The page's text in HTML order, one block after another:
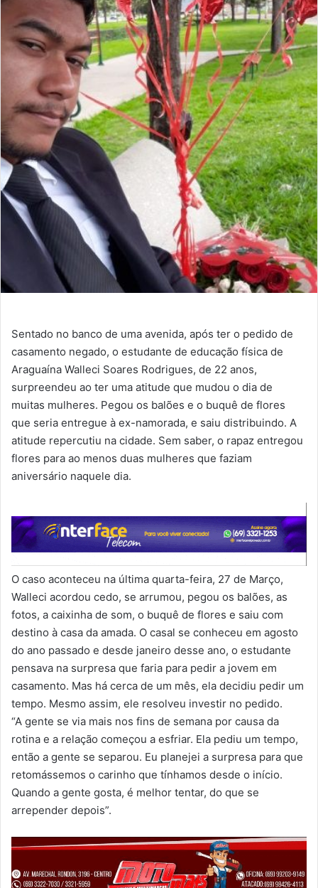
Sentado no banco de uma avenida, após ter o pedido de
casamento negado, o estudante de educação física de
Araguaína Walleci Soares Rodrigues, de 22 anos,
surpreendeu ao ter uma atitude que mudou o dia de
muitas mulheres. Pegou os balões e o buquê de flores
que seria entregue à ex-namorada, e saiu distribuindo. A
atitude repercutiu na cidade. Sem saber, o rapaz entregou
flores para ao menos duas mulheres que faziam
aniversário naquele dia.
O caso aconteceu na última quarta-feira, 27 de Março,
Walleci acordou cedo, se arrumou, pegou os balões, as
fotos, a caixinha de som, o buquê de flores e saiu com
destino à casa da amada. O casal se conheceu em agosto
do ano passado e desde janeiro desse ano, o estudante
pensava na surpresa que faria para pedir a jovem em
casamento. Mas há cerca de um mês, ela decidiu pedir um
tempo. Mesmo assim, ele resolveu investir no pedido.
“A gente se via mais nos fins de semana por causa da
rotina e a relação começou a esfriar. Ela pediu um tempo,
então a gente se separou. Eu planejei a surpresa para que
retomássemos o carinho que tínhamos desde o início.
Quando a gente gosta, é melhor tentar, do que se
arrepender depois”.